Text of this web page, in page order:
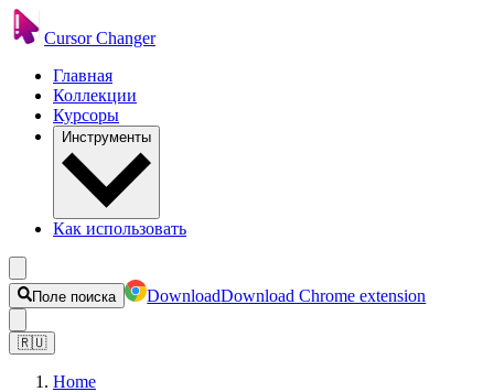
Cursor Changer
Главная
Коллекции
Курсоры
Инструменты
Как использовать
Поле поиска DownloadDownload Chrome extension
🇷🇺
Home